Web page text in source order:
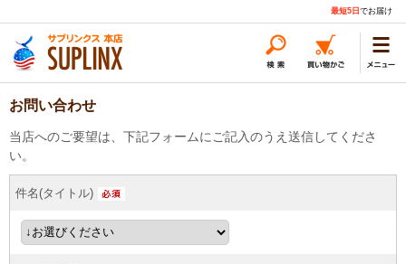
最短5日 でお届け
お問い合わせ
当店へのご要望は、下記フォームにご記入のうえ送信してくださ
い。
件名(タイトル)